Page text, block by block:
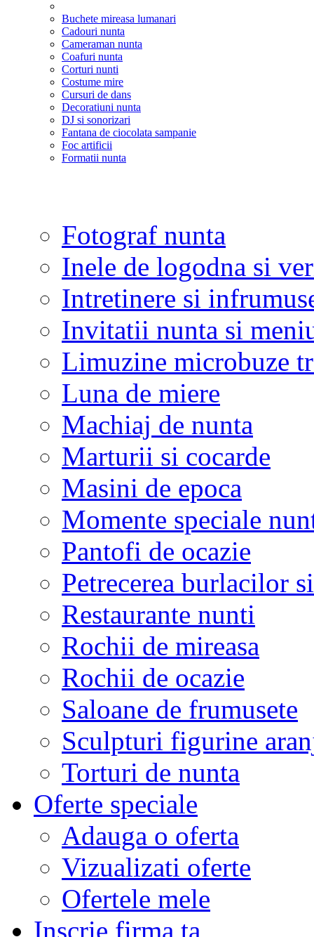
Buchete mireasa lumanari
Cadouri nunta
Cameraman nunta
Coafuri nunta
Corturi nunti
Costume mire
Cursuri de dans
Decoratiuni nunta
DJ si sonorizari
Fantana de ciocolata sampanie
Foc artificii
Formatii nunta
Fotograf nunta
Inele de logodna si
Intretinere si
Invitatii nunta si
Limuzine microbuze
Luna de miere
Machiaj de nunta
Marturii si cocarde
Masini de epoca
Momente speciale
Pantofi de ocazie
Petrecerea burlacilor
Restaurante nunti
Rochii de mireasa
Rochii de ocazie
Saloane de frumusete
Sculpturi figurine
Torturi de nunta
Oferte speciale
Adauga o oferta
Vizualizati oferte
Ofertele mele
Inscrie firma ta